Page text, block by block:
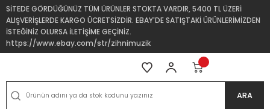
SİTEDE GÖRDÜĞÜNÜZ TÜM ÜRÜNLER STOKTA VARDIR, 5400 TL ÜZERİ
ALIŞVERİŞLERDE KARGO ÜCRETSİZDİR. EBAY'DE SATIŞTAKİ ÜRÜNLERİMİZDEN
İSTEĞİNİZ OLURSA İLETİŞİME GEÇİNİZ.
https://www.ebay.com/str/zihnimuzik
ARA